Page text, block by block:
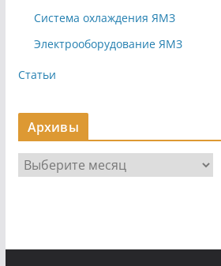
Система охлаждения ЯМЗ
Электрооборудование ЯМЗ
Статьи
Архивы